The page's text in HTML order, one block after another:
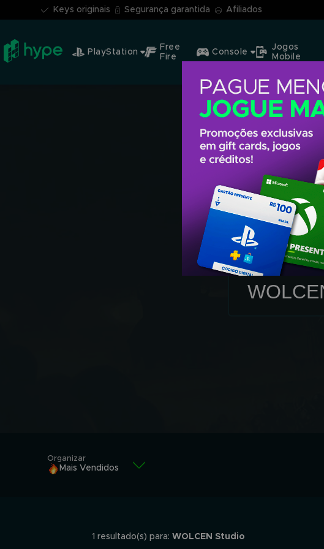
Keys originais Segurança garantida Afiliados
PlayStation
Free
Fire
Console
Jogos
Mobile
Organizar
Mais Vendidos
Alfabeticamente
1 resultado(s) para:WOLCEN Studio